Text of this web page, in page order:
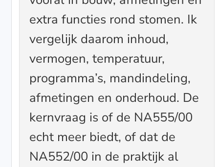
extra functies rond stomen. Ik
vergelijk daarom inhoud,
vermogen, temperatuur,
programma’s, mandindeling,
afmetingen en onderhoud. De
kernvraag is of de NA555/00
echt meer biedt, of dat de
NA552/00 in de praktijk al